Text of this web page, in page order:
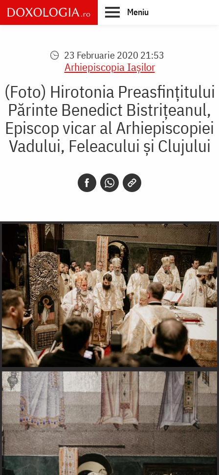
Skip
to
main
Meniu
23 Februarie 2020 21:53
Arhiepiscopia Iaşilor
(Foto) Hirotonia Preasfințitului
Părinte Benedict Bistrițeanul,
Episcop vicar al Arhiepiscopiei
Vadului, Feleacului și Clujului